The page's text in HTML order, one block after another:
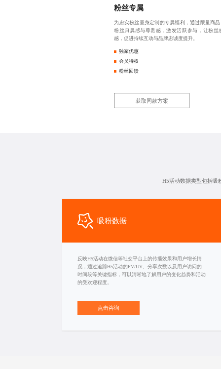
粉丝专属
为忠实粉丝量身定制的专属福利，通过限量商
粉丝归属感与尊贵感，激发活跃参与，让粉丝
感，促进持续互动与品牌忠诚度提升。
独家优惠
会员特权
粉丝回馈
获取同款方案
H5活动数据类型包括吸
吸粉数据
反映H5活动在微信等社交平台上的传播效果和用户增长情
况，通过追踪H5活动的PV/UV、分享次数以及用户访问的
时间段等关键指标，可以清晰地了解用户的变化趋势和活动
的受欢迎程度。
点击咨询